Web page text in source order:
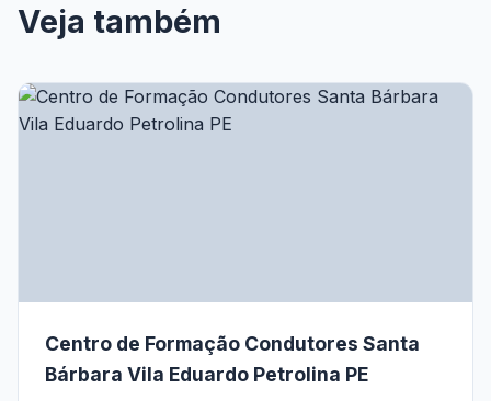
Veja também
Centro de Formação Condutores Santa
Bárbara Vila Eduardo Petrolina PE